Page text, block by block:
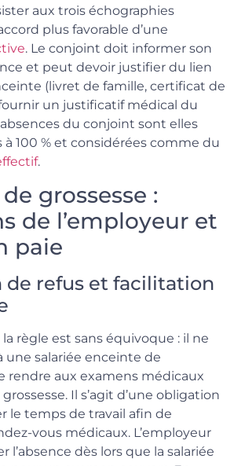
aux trois échographies
plus favorable d’une
. Le conjoint doit informer son
et peut devoir justifier du lien
(livret de famille, certificat de
fournir un justificatif médical du
du conjoint sont elles
à 100 % et considérées comme du
.
grossesse :
de l’employeur et
paie
refus et facilitation
la règle est sans équivoque : il ne
une salariée enceinte de
rendre aux examens médicaux
Il s’agit d’une obligation
le temps de travail afin de
vous médicaux. L’employeur
l’absence dès lors que la salariée